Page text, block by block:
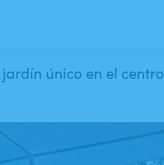
con jardín único en el centro